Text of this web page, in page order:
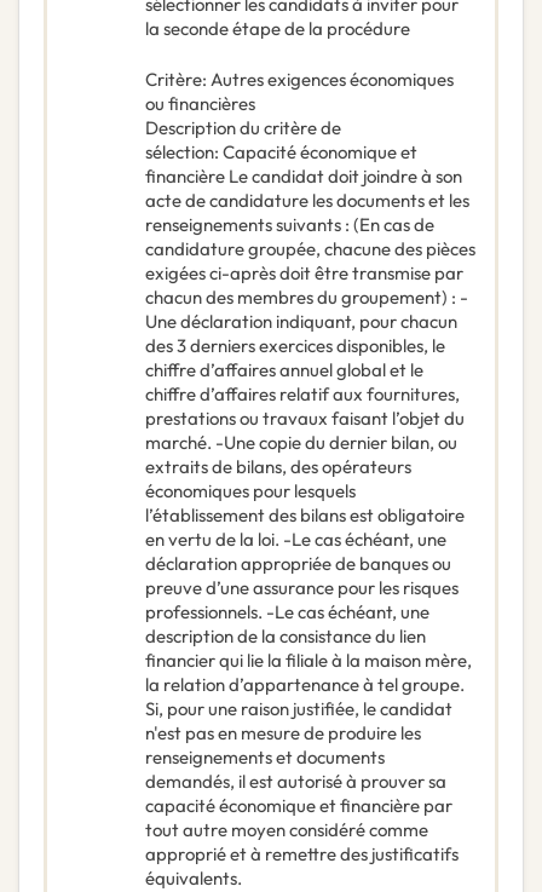
la seconde étape de la procédure
Critère: Autres exigences économiques
ou financières
Description du critère de
sélection: Capacité économique et
financière Le candidat doit joindre à son
acte de candidature les documents et les
renseignements suivants : (En cas de
candidature groupée, chacune des pièces
exigées ci-après doit être transmise par
chacun des membres du groupement) : -
Une déclaration indiquant, pour chacun
des 3 derniers exercices disponibles, le
chiffre d’affaires annuel global et le
chiffre d’affaires relatif aux fournitures,
prestations ou travaux faisant l’objet du
marché. -Une copie du dernier bilan, ou
extraits de bilans, des opérateurs
économiques pour lesquels
l’établissement des bilans est obligatoire
en vertu de la loi. -Le cas échéant, une
déclaration appropriée de banques ou
preuve d’une assurance pour les risques
professionnels. -Le cas échéant, une
description de la consistance du lien
financier qui lie la filiale à la maison mère,
la relation d’appartenance à tel groupe.
Si, pour une raison justifiée, le candidat
n'est pas en mesure de produire les
renseignements et documents
demandés, il est autorisé à prouver sa
capacité économique et financière par
tout autre moyen considéré comme
approprié et à remettre des justificatifs
équivalents.